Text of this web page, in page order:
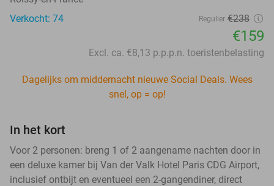
Verkocht: 74
Regulier €238
€159
Excl. ca. €8,13 p.p.p.n. toeristenbelasting
Dagelijks om middernacht nieuwe Social Deals. Wees
snel, op = op!
In het kort
Voor 2 personen: breng 1 of 2 aangename nachten door in
een deluxe kamer bij Van der Valk Hotel Paris CDG Airport,
inclusief ontbijt en eventueel een 2-gangendiner, direct